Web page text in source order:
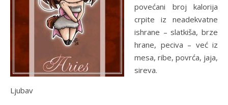
povećani broj kalorija
crpite iz neadekvatne
ishrane – slatkiša, brze
hrane, peciva – već iz
mesa, ribe, povrća, jaja,
sireva.
Ljubav